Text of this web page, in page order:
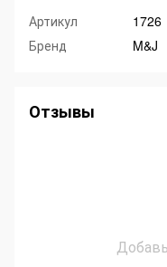
Артикул
1726
Бренд
M&J
Отзывы